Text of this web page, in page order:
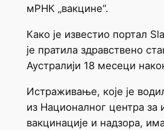
мРНК „вакцине“.
Како је известио портал
је пратила здравствено
Аустралији 18 месеци
Истраживање, које је
из Националног центра за
вакцинације и надзора,